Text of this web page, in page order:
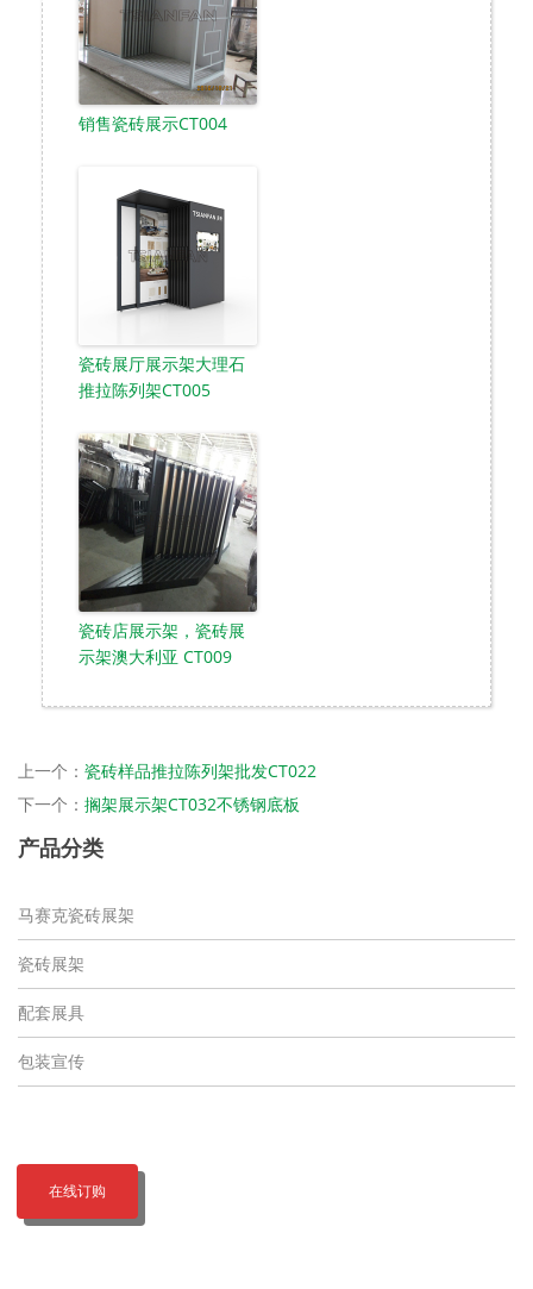
销售瓷砖展示CT004
瓷砖展厅展示架大理石
推拉陈列架CT005
瓷砖店展示架，瓷砖展
示架澳大利亚 CT009
上一个： 瓷砖样品推拉陈列架批发CT022
下一个： 搁架展示架CT032不锈钢底板
产品分类
马赛克瓷砖展架
瓷砖展架
配套展具
包装宣传
在线订购